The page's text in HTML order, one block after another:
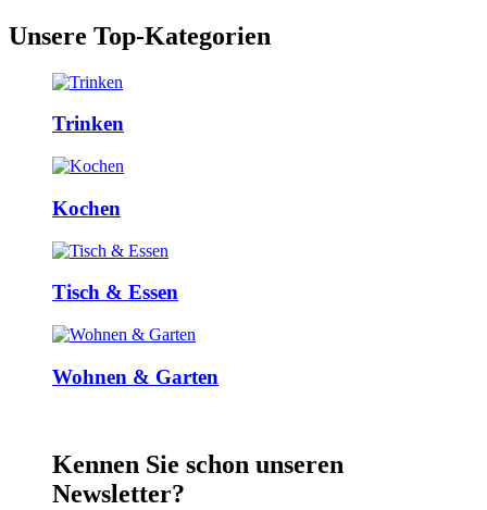
Unsere Top-Kategorien
Trinken
Kochen
Tisch & Essen
Wohnen & Garten
Kennen Sie schon unseren
Newsletter?